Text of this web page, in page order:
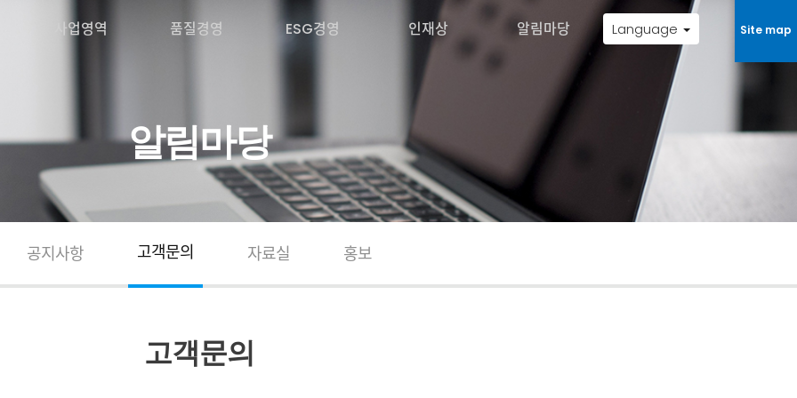
사업영역 품질경영 ESG경영 인재상 알림마당 Site map
Language
알림마당
공지사항 고객문의 자료실 홍보
고객문의